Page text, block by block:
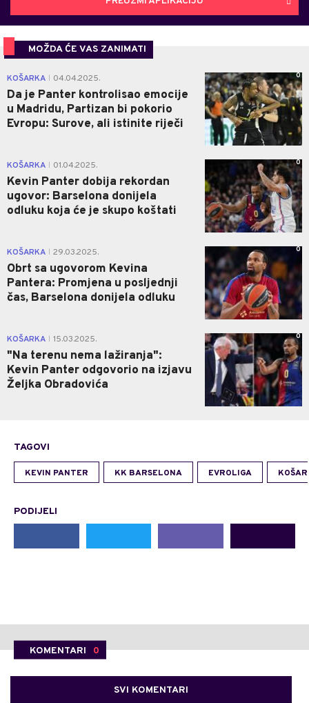
MOŽDA ĆE VAS ZANIMATI
KOŠARKA 04.04.2025.
Da je Panter kontrolisao emocije
u Madridu, Partizan bi pokorio
Evropu: Surove, ali istinite riječi
0
KOŠARKA 01.04.2025.
Kevin Panter dobija rekordan
ugovor: Barselona donijela
odluku koja će je skupo koštati
0
KOŠARKA 29.03.2025.
Obrt sa ugovorom Kevina
Pantera: Promjena u posljednji
čas, Barselona donijela odluku
0
KOŠARKA 15.03.2025.
"Na terenu nema lažiranja":
Kevin Panter odgovorio na izjavu
Željka Obradovića
0
TAGOVI
KEVIN PANTER KK BARSELONA EVROLIGA
PODIJELI
KOMENTARI 0
SVI KOMENTARI